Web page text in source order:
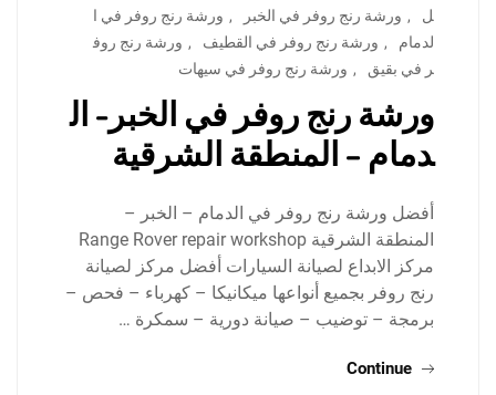
ل
, ورشة رنج روفر في الخبر , ورشة رنج روفر في ا
لدمام
, ورشة رنج روفر في القطيف , ورشة رنج روف
ر في بقيق
, ورشة رنج روفر في سيهات
ورشة رنج روفر في الخبر- ال
دمام – المنطقة الشرقية
أفضل ورشة رنج روفر في الدمام – الخبر –
المنطقة الشرقية Range Rover repair workshop
مركز الابداع لصيانة السيارات أفضل مركز لصيانة
رنج روفر بجميع أنواعها ميكانيكا – كهرباء – فحص –
برمجة – توضيب – صيانة دورية – سمكرة …
Continue